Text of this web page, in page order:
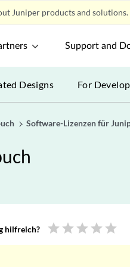
Juniper products and solutions.
Support and
Designs For
Software-Lizenzen für
hilfreich? star star star star star